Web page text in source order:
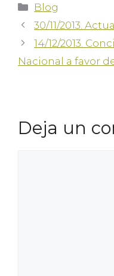
Blog
30/11/2013.
14/12/2013.
Nacional a favor
Deja un